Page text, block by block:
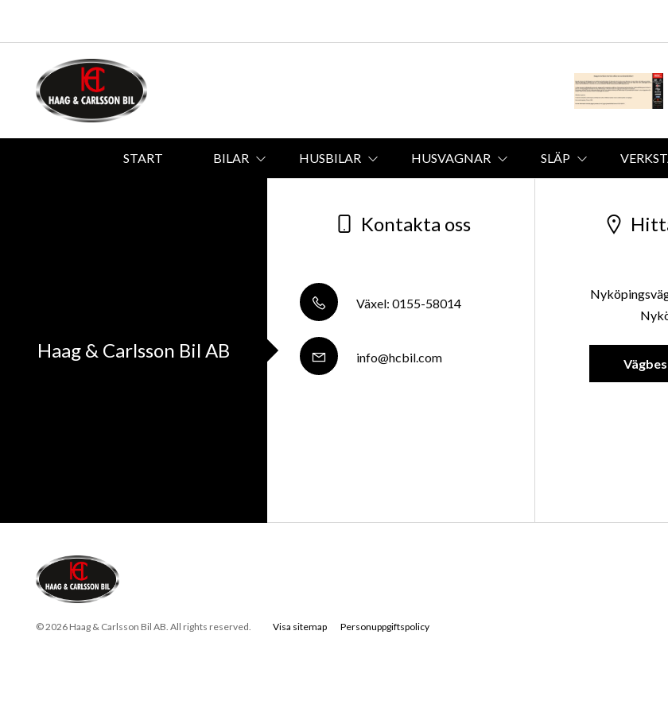
START BILAR HUSBILAR HUSVAGNAR SLÄP
Haag & Carlsson Bil AB
Kontakta oss
Växel: 0155-58014
info@hcbil.com
© 2026 Haag & Carlsson Bil AB. All rights reserved. Visa sitemap Personuppgiftspolicy